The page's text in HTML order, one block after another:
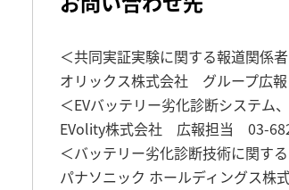
＜共同実証実験に関する報道関係
オリックス株式会社 グループ広
＜EVバッテリー劣化診断システム
EVolity株式会社 広報担当 03-
＜バッテリー劣化診断技術に関す
パナソニック ホールディングス